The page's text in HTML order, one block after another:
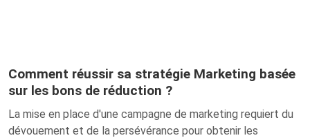
Comment réussir sa stratégie Marketing basée
sur les bons de réduction ?
La mise en place d'une campagne de marketing requiert du
dévouement et de la persévérance pour obtenir les